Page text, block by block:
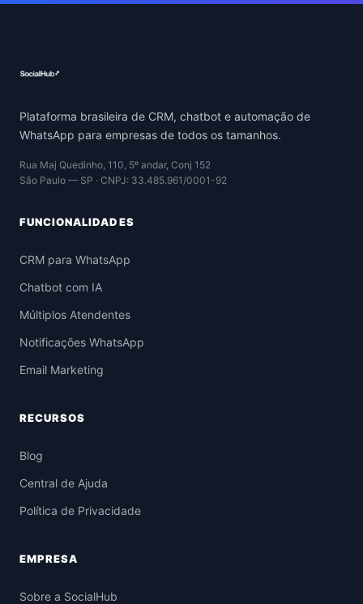
Plataforma brasileira de CRM, chatbot e automação de
WhatsApp para empresas de todos os tamanhos.
Rua Maj Quedinho, 110, 5º andar, Conj 152
São Paulo — SP · CNPJ: 33.485.961/0001-92
FUNCIONALIDADES
CRM para WhatsApp
Chatbot com IA
Múltiplos Atendentes
Notificações WhatsApp
Email Marketing
RECURSOS
Blog
Central de Ajuda
Política de Privacidade
EMPRESA
Sobre a SocialHub